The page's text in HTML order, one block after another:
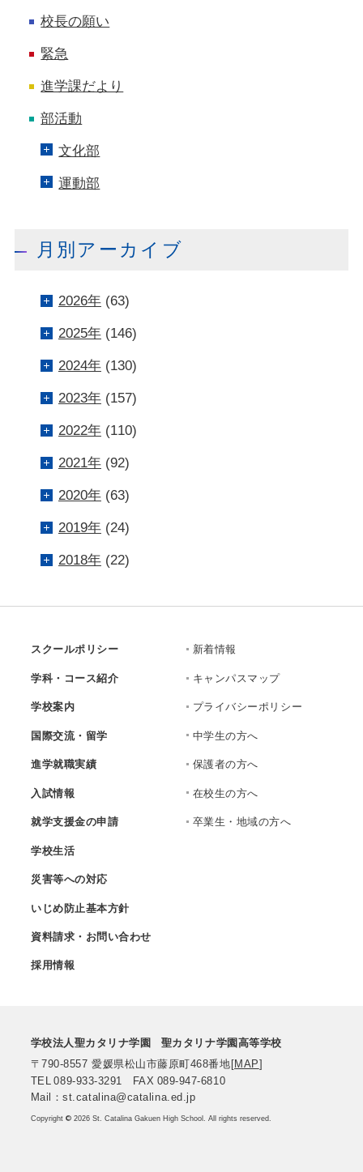
校長の願い
緊急
進学課だより
部活動
文化部
運動部
月別アーカイブ
2026年(63)
2025年(146)
2024年(130)
2023年(157)
2022年(110)
2021年(92)
2020年(63)
2019年(24)
2018年(22)
スクールポリシー
学科・コース紹介
学校案内
国際交流・留学
進学就職実績
入試情報
就学支援金の申請
学校生活
災害等への対応
いじめ防止基本方針
資料請求・お問い合わせ
採用情報
新着情報
キャンパスマップ
プライバシーポリシー
中学生の方へ
保護者の方へ
在校生の方へ
卒業生・地域の方へ
学校法人聖カタリナ学園
聖カタリナ学園高等学校
〒790-8557 愛媛県松山市藤原町468番地 [MAP]
TEL 089-933-3291 FAX 089-947-6810
Mail：st.catalina@catalina.ed.jp
Copyright ©2026 St. Catalina Gakuen High School. All rights reserved.